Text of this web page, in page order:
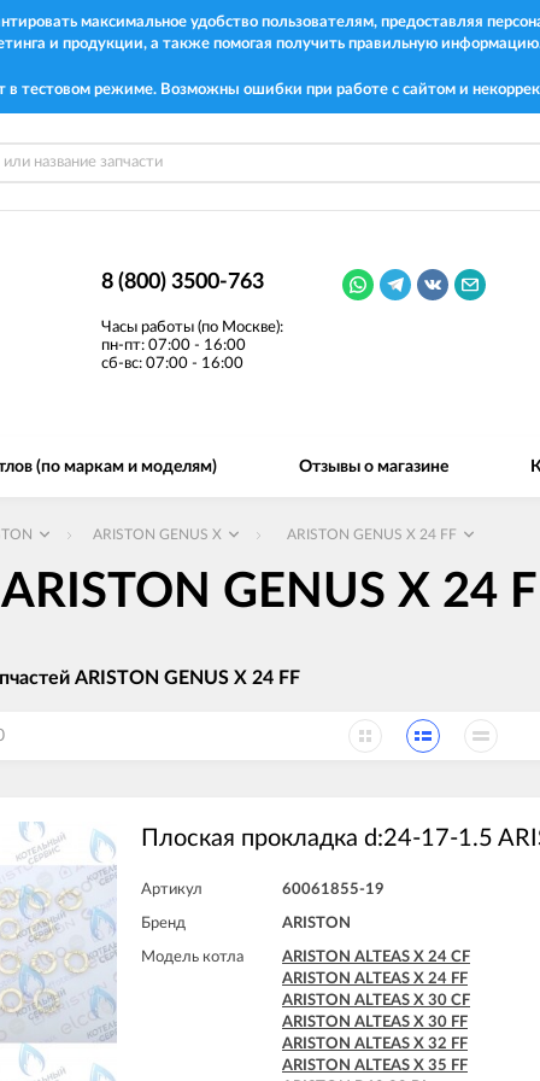
максимальное удобство пользователям, предоставляя
и продукции, а также помогая получить правильную
в тестовом режиме. Возможны ошибки при работе с сайтом и
8 (800) 3500-763
Часы работы (по Москве):
пн-пт: 07:00 - 16:00
сб-вс: 07:00 - 16:00
(по маркам и моделям) Отзывы о магазине
ARISTON GENUS X ARISTON GENUS X 24 FF
GENUS X 24
ARISTON GENUS X 24 FF
Плоская прокладка d:24-17-1.5
Артикул 60061855-19
Бренд ARISTON
Модель котла
ARISTON ALTEAS X 24 CF
ARISTON ALTEAS X 24 FF
ARISTON ALTEAS X 30 CF
ARISTON ALTEAS X 30 FF
ARISTON ALTEAS X 32 FF
ARISTON ALTEAS X 35 FF